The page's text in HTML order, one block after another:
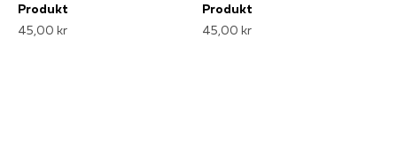
Produkt
45,00 kr
Produkt
45,00 kr